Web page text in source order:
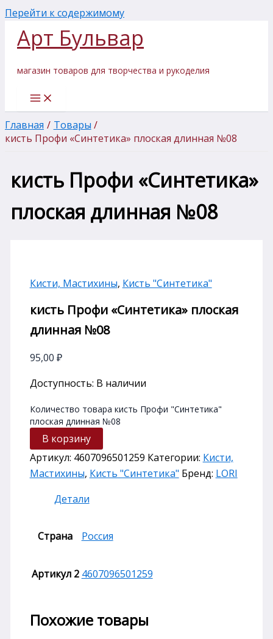
Перейти к содержимому
Арт Бульвар
магазин товаров для творчества и рукоделия
Главная
Товары
кисть Профи «Синтетика» плоская длинная №08
кисть Профи «Синтетика»
плоская длинная №08
Кисти, Мастихины, Кисть "Cинтетика"
кисть Профи «Синтетика» плоская
длинная №08
95,00 ₽
Доступность: В наличии
Количество товара кисть Профи "Синтетика"
плоская длинная №08
В корзину
Артикул: 4607096501259 Категории: Кисти,
Мастихины, Кисть "Cинтетика" Бренд: LORI
Детали
Страна Россия
Артикул 2 4607096501259
Похожие товары